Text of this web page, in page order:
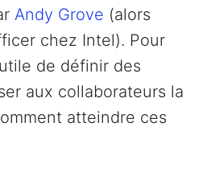
Andy Grove (alors
chez Intel). Pour
de définir des
aux collaborateurs la
atteindre ces